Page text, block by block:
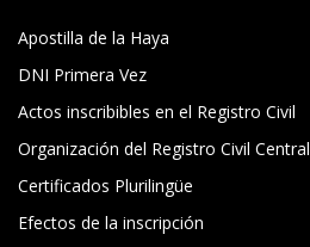
Apostilla de la Haya
DNI Primera Vez
Actos inscribibles en el Registro Civil
Organización del Registro Civil Central
Certificados Plurilingüe
Efectos de la inscripción